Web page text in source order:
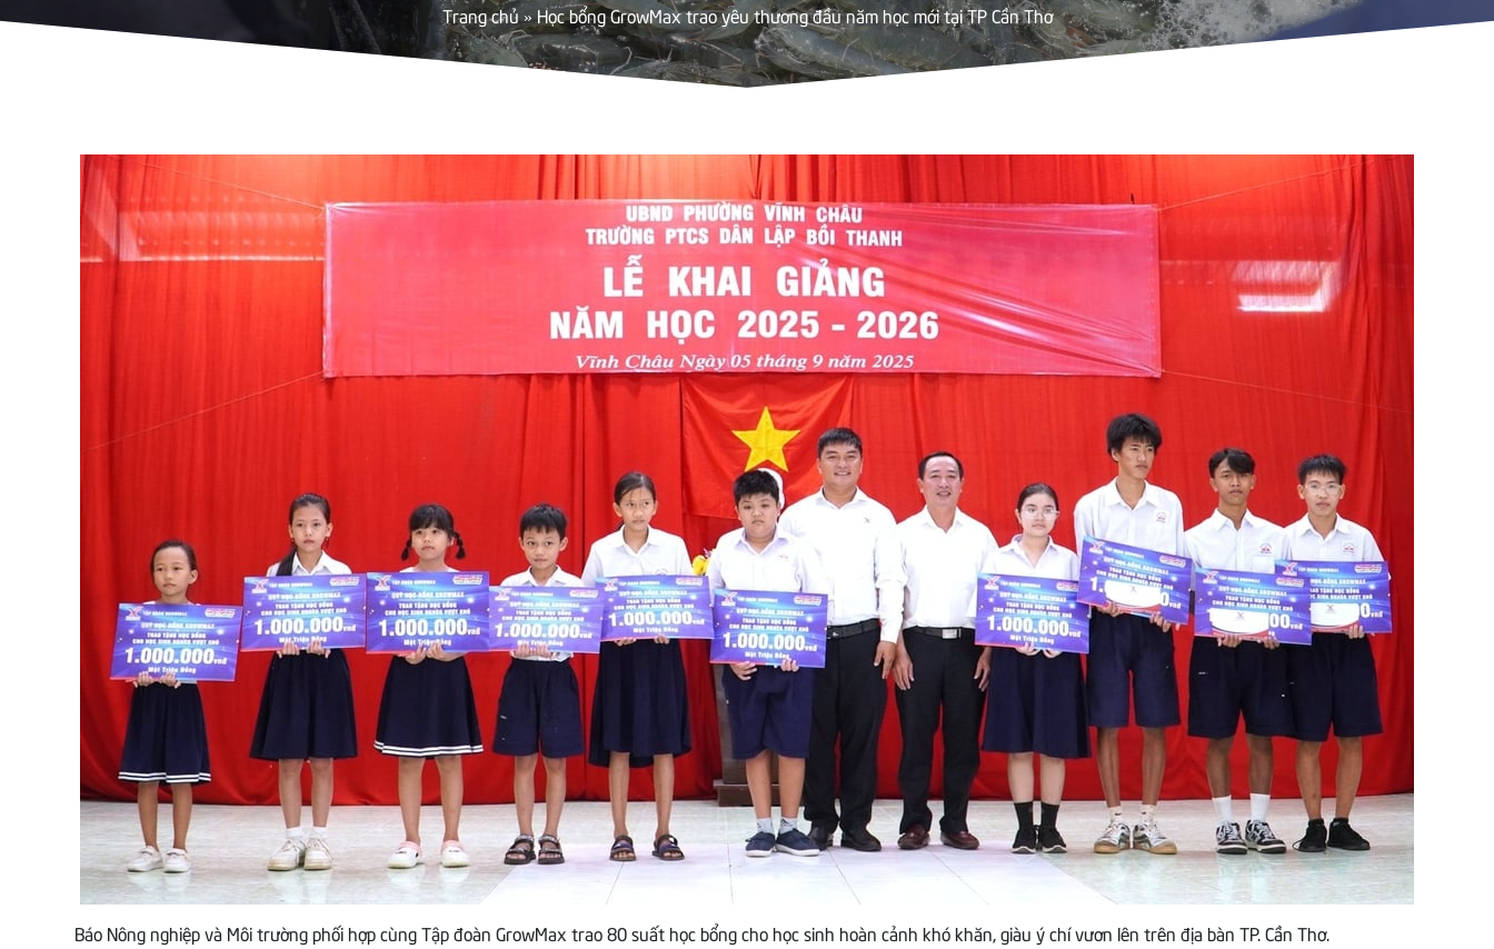
Trang chủ»Học bổng GrowMax trao yêu thương đầu năm học mới tại TP Cần Thơ
Báo Nông nghiệp và Môi trường phối hợp cùng Tập đoàn GrowMax trao 80 suất học bổng cho học sinh hoàn cảnh khó khăn, giàu ý chí vươn lên trên địa bàn TP. Cần Thơ.